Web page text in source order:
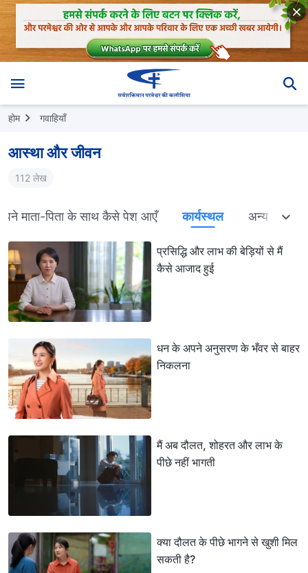
होम गवाहियाँ
आस्था और जीवन
112 लेख
माता-पिता के साथ कैसे पेश आएँ कार्यस्थल अन्य
प्रसिद्धि और लाभ की बेड़ियों से मैं
कैसे आजाद हुई
धन के अपने अनुसरण के भँवर से बाहर
निकलना
मैं अब दौलत, शोहरत और लाभ के
पीछे नहीं भागती
क्या दौलत के पीछे भागने से खुशी मिल
सकती है?